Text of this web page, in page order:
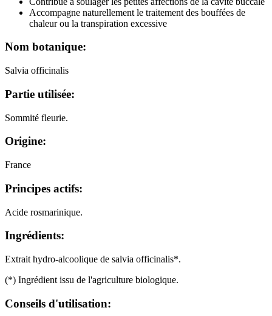
Accompagne naturellement le traitement des bouffées de
chaleur ou la transpiration excessive
Nom botanique:
Salvia officinalis
Partie utilisée:
Sommité fleurie.
Origine:
France
Principes actifs:
Acide rosmarinique.
Ingrédients:
Extrait hydro-alcoolique de salvia officinalis*.
(*) Ingrédient issu de l'agriculture biologique.
Conseils d'utilisation: